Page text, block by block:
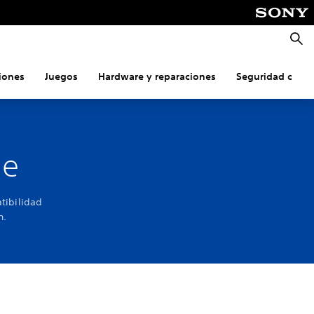
Juegos Hardware y reparaciones Seguridad